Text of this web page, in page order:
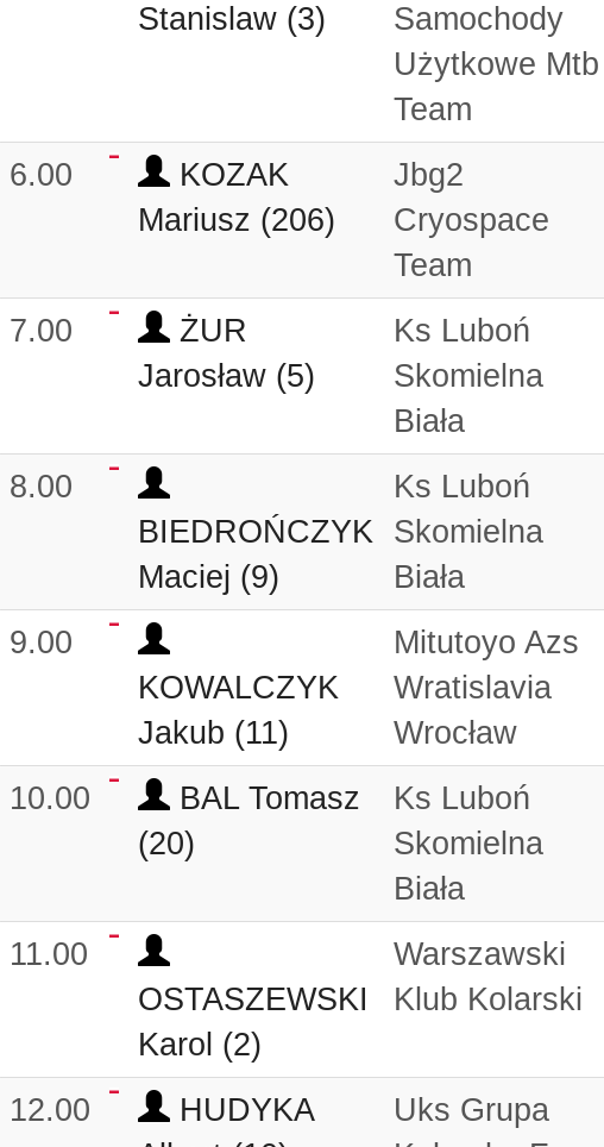
Stanislaw (3)
Samochody
Użytkowe Mtb
Team
6.00
KOZAK
Mariusz (206)
Jbg2
Cryospace
Team
7.00
ŻUR
Jarosław (5)
Ks Luboń
Skomielna
Biała
8.00
BIEDROŃCZYK
Maciej (9)
Ks Luboń
Skomielna
Biała
9.00
KOWALCZYK
Jakub (11)
Mitutoyo Azs
Wratislavia
Wrocław
10.00
BAL Tomasz
(20)
Ks Luboń
Skomielna
Biała
11.00
OSTASZEWSKI
Karol (2)
Warszawski
Klub Kolarski
12.00
HUDYKA
Uks Grupa